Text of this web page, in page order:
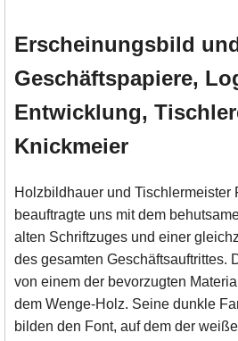
Erscheinungsbild
Geschäftspapiere,
Entwicklung,
Knickmeier
Holzbildhauer und Tischlermeister
beauftragte uns mit dem
alten Schriftzuges und einer
des gesamten Geschäftsauftrittes.
von einem der bevorzugten
dem Wenge-Holz. Seine dunkle
bilden den Font, auf dem der